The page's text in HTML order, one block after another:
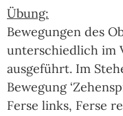
Übung:
Bewegungen des
unterschiedlich im
ausgeführt. Im
Bewegung
Ferse links, Ferse